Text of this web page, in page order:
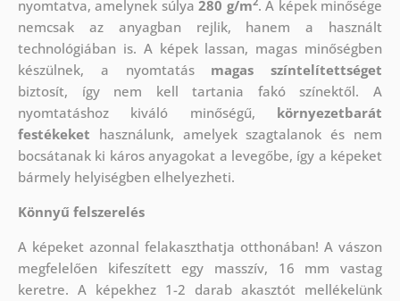
nyomtatva, amelynek súlya280 g/m . A képek minősége
nemcsak az anyagban rejlik, hanem a használt
technológiában is. A képek lassan, magas minőségben
készülnek, a nyomtatás magas színtelítettséget
biztosít, így nem kell tartania fakó színektől. A
nyomtatáshoz kiváló minőségű, környezetbarát
festékeket használunk, amelyek szagtalanok és nem
bocsátanak ki káros anyagokat a levegőbe, így a képeket
bármely helyiségben elhelyezheti.
Könnyű felszerelés
A képeket azonnal felakaszthatja otthonában! A vászon
megfelelően kifeszített egy masszív, 16 mm vastag
keretre. A képekhez 1-2 darab akasztót mellékelünk